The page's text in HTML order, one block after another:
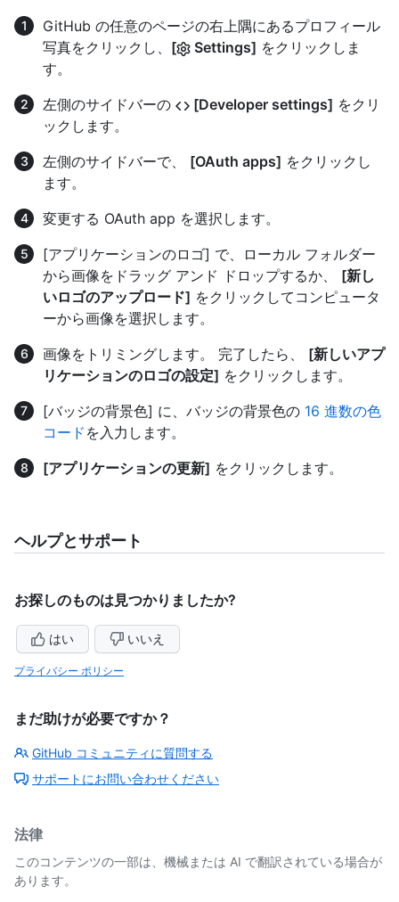
GitHub の任意のページの右上隅にあるプロフィール
写真をクリックし、 [ Settings] をクリックしま
す。
左側のサイドバーの
[Developer settings] をクリ
ックします。
左側のサイドバーで、 [OAuth apps] をクリックし
ます。
変更する OAuth app を選択します。
[アプリケーションのロゴ] で、ローカル フォルダー
から画像をドラッグ アンド ドロップするか、 [新し
いロゴのアップロード] をクリックしてコンピュータ
ーから画像を選択します。
画像をトリミングします。 完了したら、 [新しいアプ
リケーションのロゴの設定] をクリックします。
[バッジの背景色] に、バッジの背景色の 16 進数の色
コード を入力します。
[アプリケーションの更新] をクリックします。
ヘルプとサポート
お探しのものは見つかりましたか?
はい いいえ
プライバシー ポリシー
まだ助けが必要ですか？
GitHub コミュニティに質問する
サポートにお問い合わせください
法律
このコンテンツの一部は、機械または AI で翻訳されている場合が
あります。